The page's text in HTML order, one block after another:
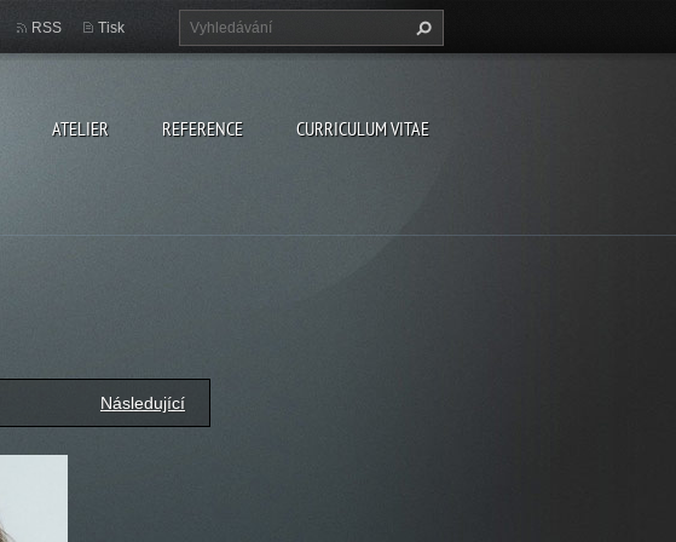
ATELIER REFERENCE CURRICULUM VITAE
RSS Tisk
Následující